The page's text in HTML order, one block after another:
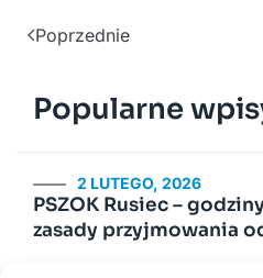
Poprzednie
Popularne
2 LUTEGO, 2026
PSZOK Rusiec –
zasady przyjmowania